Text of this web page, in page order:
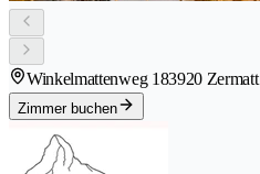
Winkelmattenweg 183920 Zermatt
Zimmer buchen